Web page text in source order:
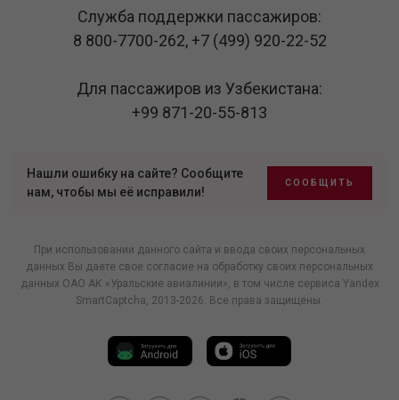
Служба поддержки пассажиров:
8 800-7700-262,+7 (499) 920-22-52
Для пассажиров из Узбекистана:
+99 871-20-55-813
Нашли ошибку на сайте? Сообщите
нам, чтобы мы её исправили!
СООБЩИТЬ
При использовании данного сайта и ввода своих персональных
данных Вы даете свое согласие на обработку своих персональных
данных ОАО АК «Уральские авиалинии», в том числе сервиса Yandex
SmartCaptcha, 2013-2026. Все права защищены.